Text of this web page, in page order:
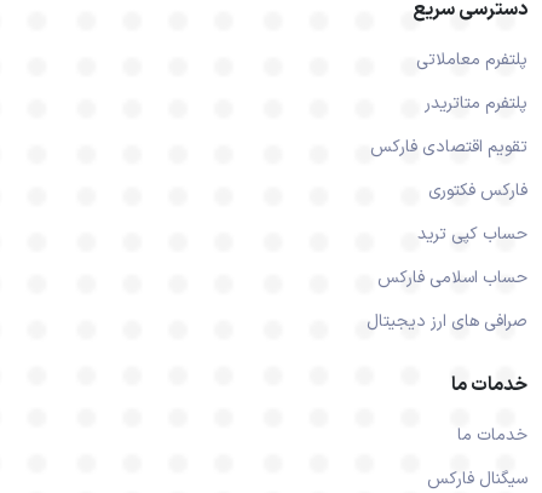
دسترسی سریع
پلتفرم معاملاتی
پلتفرم متاتریدر
تقویم اقتصادی فارکس
فارکس فکتوری
حساب کپی ترید
حساب اسلامی فارکس
صرافی های ارز دیجیتال
خدمات ما
خدمات ما
سیگنال فارکس